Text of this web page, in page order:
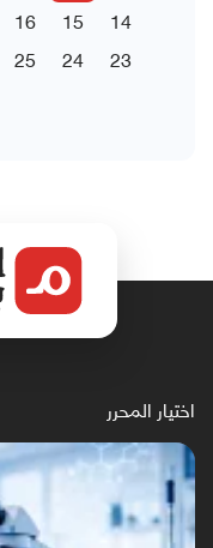
14
15
16
23
24
25
اختيار المحرر